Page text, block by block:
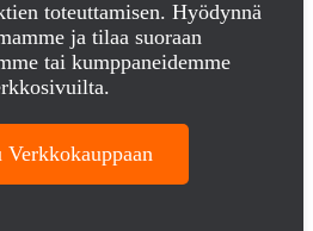
toteuttamisen. Hyödynnä
ja tilaa suoraan
tai kumppaneidemme
Verkkokauppaan